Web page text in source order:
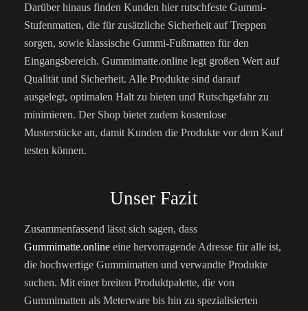
Darüber hinaus finden Kunden hier rutschfeste Gummi-
Stufenmatten, die für zusätzliche Sicherheit auf Treppen
sorgen, sowie klassische Gummi-Fußmatten für den
Eingangsbereich. Gummimatte.online legt großen Wert auf
Qualität und Sicherheit. Alle Produkte sind darauf
ausgelegt, optimalen Halt zu bieten und Rutschgefahr zu
minimieren. Der Shop bietet zudem kostenlose
Musterstücke an, damit Kunden die Produkte vor dem Kauf
testen können.
Unser Fazit
Zusammenfassend lässt sich sagen, dass
Gummimatte.online eine hervorragende Adresse für alle ist,
die hochwertige Gummimatten und verwandte Produkte
suchen. Mit einer breiten Produktpalette, die von
Gummimatten als Meterware bis hin zu spezialisierten